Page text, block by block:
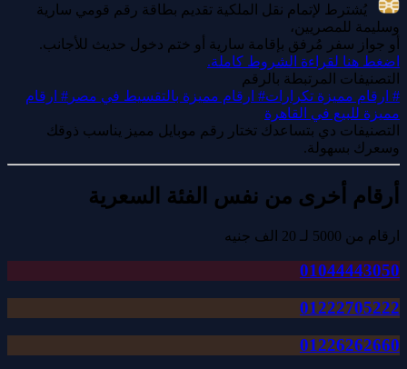
يُشترط لإتمام نقل الملكية تقديم بطاقة رقم قومي سارية
وسليمة للمصريين،
أو جواز سفر مُرفق بإقامة سارية أو ختم دخول حديث للأجانب.
اضغط هنا لقراءة الشروط كاملة.
التصنيفات المرتبطة بالرقم
# ارقام مميزة تكرارات# ارقام مميزة بالتقسيط في مصر # ارقام
مميزة للبيع في القاهرة
التصنيفات دي بتساعدك تختار رقم موبايل مميز يناسب ذوقك
وسعرك بسهولة.
أرقام أخرى من نفس الفئة السعرية
ارقام من 5000 لـ 20 الف جنيه
01044443050
01222705222
01226262660